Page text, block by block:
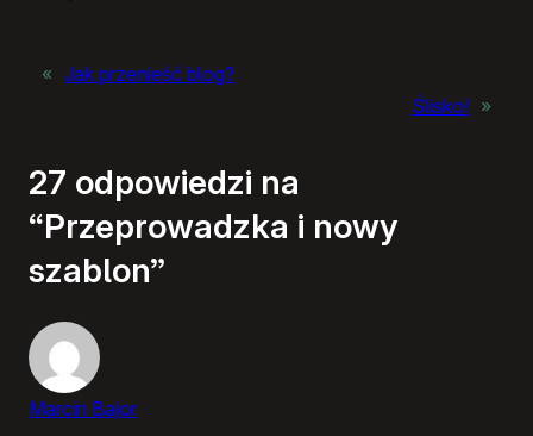
« Jak przenieść blog?
Ślisko! »
27 odpowiedzi na
“Przeprowadzka i nowy
szablon”
Marcin Bajor